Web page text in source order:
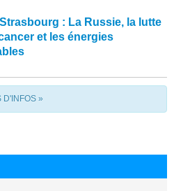
: La Russie, la lutte
et les énergies
D'INFOS »